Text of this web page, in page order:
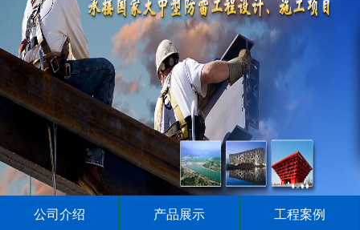
公司介绍 产品展示 工程案例